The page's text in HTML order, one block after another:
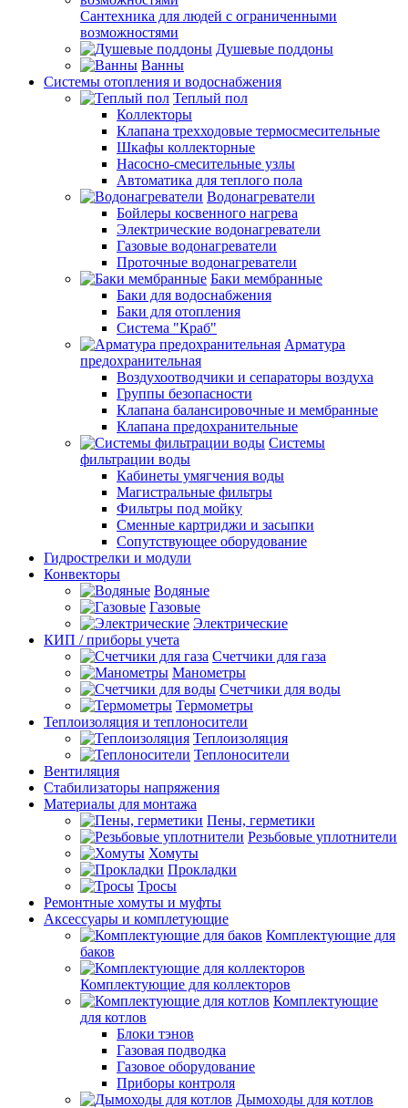
Сантехника для людей с ограниченными
возможностями
Душевые поддоны
Ванны
Системы отопления и водоснабжения
Теплый пол
Коллекторы
Клапана трехходовые термосмесительные
Шкафы коллекторные
Насосно-смесительные узлы
Автоматика для теплого пола
Водонагреватели
Бойлеры косвенного нагрева
Электрические водонагреватели
Газовые водонагреватели
Проточные водонагреватели
Баки мембранные
Баки для водоснабжения
Баки для отопления
Система "Краб"
Арматура
предохранительная
Воздухоотводчики и сепараторы воздуха
Группы безопасности
Клапана балансировочные и мембранные
Клапана предохранительные
Системы
фильтрации воды
Кабинеты умягчения воды
Магистральные фильтры
Фильтры под мойку
Сменные картриджи и засыпки
Сопутствующее оборудование
Гидрострелки и модули
Конвекторы
Водяные
Газовые
Электрические
КИП / приборы учета
Счетчики для газа
Манометры
Счетчики для воды
Термометры
Теплоизоляция и теплоносители
Теплоизоляция
Теплоносители
Вентиляция
Стабилизаторы напряжения
Материалы для монтажа
Пены, герметики
Резьбовые уплотнители
Хомуты
Прокладки
Тросы
Ремонтные хомуты и муфты
Аксессуары и комплетующие
Комплектующие для
баков
Комплектующие для коллекторов
Комплектующие
для котлов
Блоки тэнов
Газовая подводка
Газовое оборудование
Приборы контроля
Дымоходы для котлов